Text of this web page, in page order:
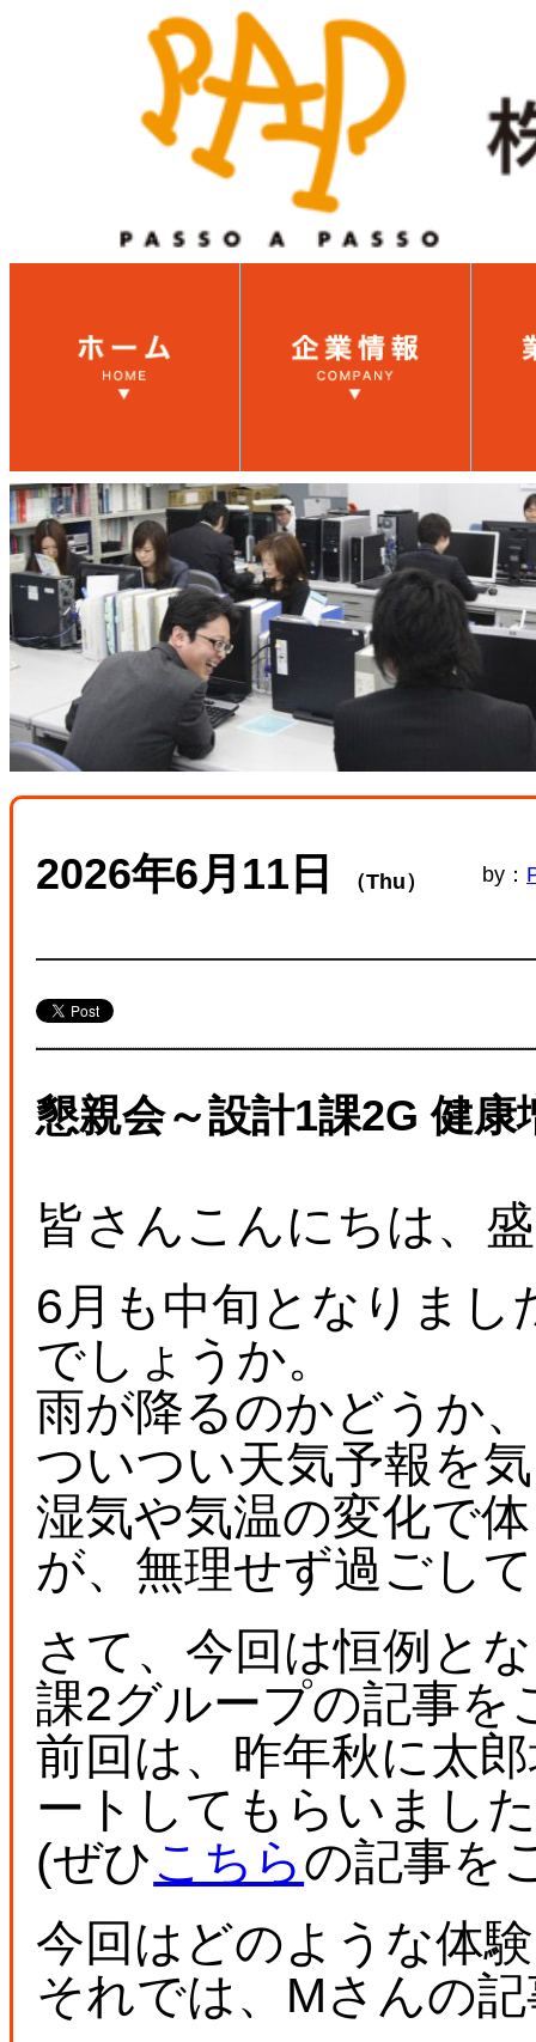
2026年6月11日 （Thu） by：
懇親会～設計1課2G 健康
皆さんこんにちは、
6月も中旬となりまし
でしょうか。
雨が降るのかどうか
ついつい天気予報を
湿気や気温の変化で
が、無理せず過ごし
さて、今回は恒例と
課2グループの記事を
前回は、昨年秋に太
ートしてもらいまし
(ぜひこちらの記事を
今回はどのような体
それでは、Mさんの